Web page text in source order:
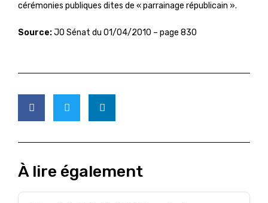
cérémonies publiques dites de « parrainage républicain ».
Source:JO Sénat du 01/04/2010 – page 830
À lire également